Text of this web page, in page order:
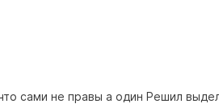
сами не правы а один Решил